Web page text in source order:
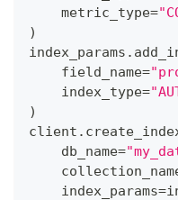
    metric_type
=
)
index_params .
    field_name
=
    index_type
=
)
client .
    db_name
=
    index_params
=